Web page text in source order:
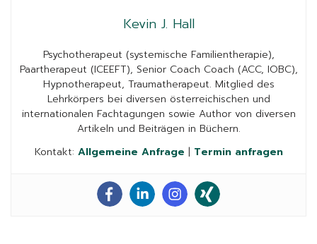
Kevin J. Hall
Psychotherapeut (systemische Familientherapie),
Paartherapeut (ICEEFT), Senior Coach Coach (ACC, IOBC),
Hypnotherapeut, Traumatherapeut. Mitglied des
Lehrkörpers bei diversen österreichischen und
internationalen Fachtagungen sowie Author von diversen
Artikeln und Beiträgen in Büchern.
Kontakt: Allgemeine Anfrage | Termin anfragen